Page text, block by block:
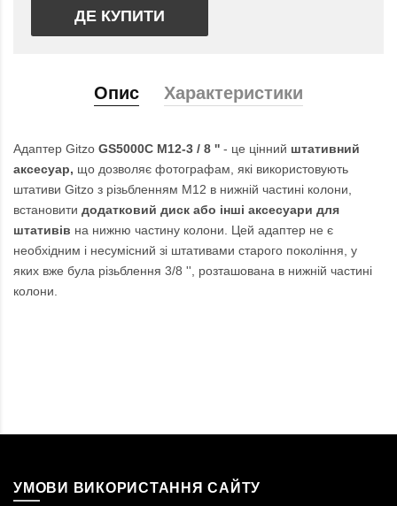
ДЕ КУПИТИ
Опис Характеристики
Адаптер Gitzo GS5000C M12-3 / 8 '' - це цінний штативний
аксесуар, що дозволяє фотографам, які використовують
штативи Gitzo з різьбленням M12 в нижній частині колони,
встановити додатковий диск або інші аксесуари для
штативів на нижню частину колони. Цей адаптер не є
необхідним і несумісний зі штативами старого покоління, у
яких вже була різьблення 3/8 '', розташована в нижній частині
колони.
УМОВИ ВИКОРИСТАННЯ САЙТУ